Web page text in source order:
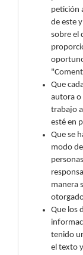
petición
de este
sobre el
Que
autora o
trabajo
esté en
Que se
modo
manera
Que los
tenido
el texto